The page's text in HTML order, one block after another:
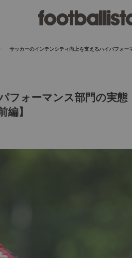
サッカーのインテンシティ向上を支えるハイパフォー
フォーマンス部門の実態
】